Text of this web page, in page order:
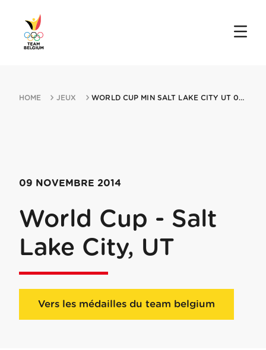
HOME JEUX WORLD CUP MIN SALT LAKE CITY UT 09112014 SALT LAKE CITY UT
09 NOVEMBRE 2014
World Cup - Salt
Lake City, UT
Vers les médailles du team belgium